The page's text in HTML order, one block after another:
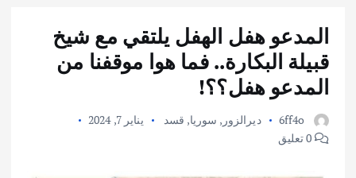
المدعو هفل الهفل يلتقي مع شيخ
قبيلة البكارة.. فما هوا موقفنا من
المدعو هفل؟؟!
6ff4o ديرالزور , سوريا, قسد
يناير 7, 2024